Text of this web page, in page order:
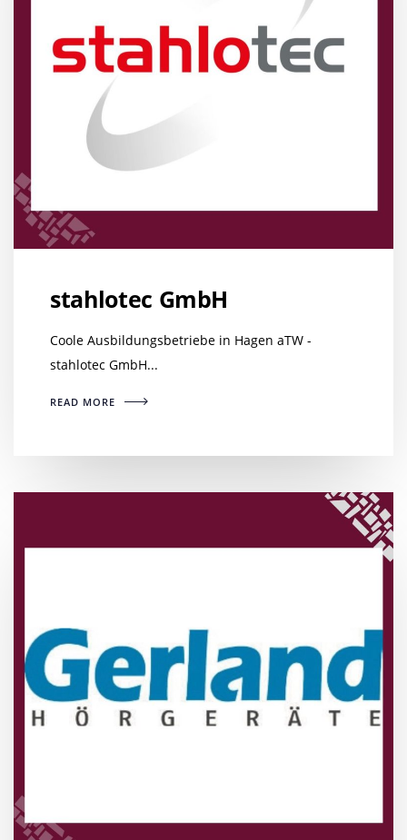
stahlotec GmbH
Coole Ausbildungsbetriebe in Hagen aTW -
stahlotec GmbH...
READ MORE